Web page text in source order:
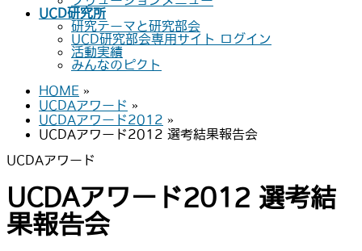
UCD研究所
研究テーマと研究部会
UCD研究部会専用サイト ログイン
活動実績
みんなのピクト
HOME »
UCDAアワード »
UCDAアワード2012 »
UCDAアワード2012 選考結果報告会
UCDAアワード
UCDAアワード2012 選考結
果報告会